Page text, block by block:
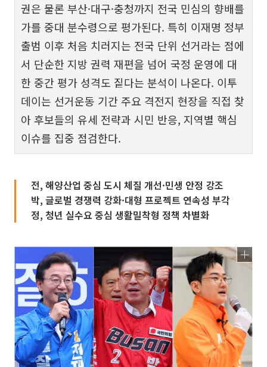
권은 물론 부산·대구·충청까지 전국 민심의 향배를
가를 중대 분수령으로 평가된다. 특히 이재명 정부
출범 이후 처음 치러지는 전국 단위 선거라는 점에
서 단순한 지방 권력 재편을 넘어 국정 운영에 대
한 중간 평가 성격도 짙다는 분석이 나온다. 이투
데이는 선거운동 기간 주요 격전지 현장을 직접 찾
아 후보들의 유세 전략과 시민 반응, 지역별 핵심
이슈를 집중 점검한다.
전, 해양산업 중심 도시 체질 개선·민생 안정 강조
박, 글로벌 경쟁력 강화·대형 프로젝트 연속성 부각
정, 청년 실수요 중심 생활밀착형 정책 차별화